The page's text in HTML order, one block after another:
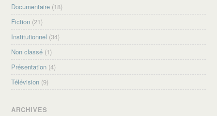
Documentaire (18)
Fiction (21)
Institutionnel (34)
Non classé (1)
Présentation (4)
Télévision (9)
ARCHIVES